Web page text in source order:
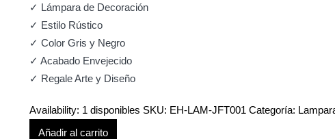
99,90€.79,90€.
✓ Lámpara de Decoración
✓ Estilo Rústico
✓ Color Gris y Negro
✓ Acabado Envejecido
✓ Regale Arte y Diseño
Availability: 1 disponibles SKU: EH-LAM-JFT001 Categoría:
Añadir al carrito